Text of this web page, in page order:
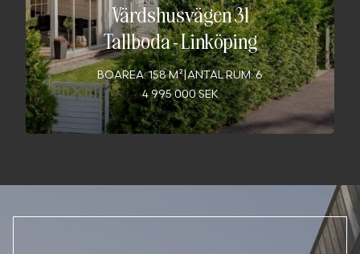
Värdshusvägen 31
Tallboda-Linköping
BOAREA: 158 M²|ANTAL RUM: 6
4 995 000 SEK